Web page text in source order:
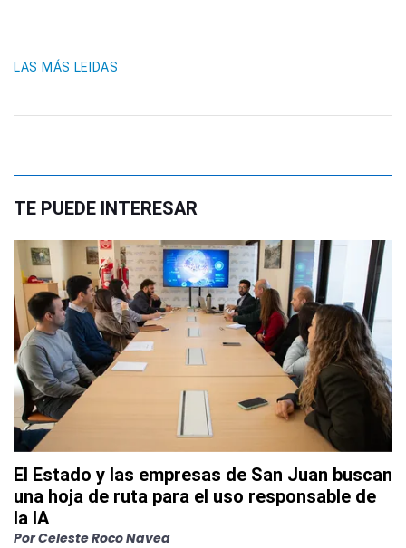
LAS MÁS LEIDAS
TE PUEDE INTERESAR
El Estado y las empresas de San Juan buscan
una hoja de ruta para el uso responsable de
la IA
PorCeleste Roco Navea